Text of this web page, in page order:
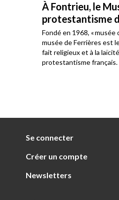
À Fontrieu, le
protestantisme
laïcité
Fondé en 1968, « musée
musée de Ferrières est
fait religieux et à la
protestantisme français.
Se connecter
Créer un compte
Newsletters